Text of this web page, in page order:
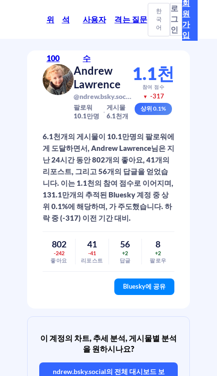
위
100
석 사용자
수
격는 질문
한
국
어
로
그
인
회
원
가
입
Andrew
Lawrence
@ndrew.bsky.social
팔로워
10.1만명
게시물
6.1천개
1.1천
참여 점수
▼ -317
상위 0.1%
6.1천개의 게시물이 10.1만명의 팔로워에
게 도달하면서, Andrew Lawrence님은 지
난 24시간 동안 802개의 좋아요, 41개의
리포스트, 그리고 56개의 답글을 얻었습
니다. 이는 1.1천의 참여 점수로 이어지며,
131.1만개의 추적된 Bluesky 계정 중 상
위 0.1%에 해당하며, 가 주도했습니다. 하
락 중 (-317) 이전 기간 대비.
802
-242
좋아요
41
-41
리포스트
56
+2
답글
8
+2
팔로우
Bluesky에 공유
이 계정의 차트, 추세 분석, 게시물별 분석
을 원하시나요?
ndrew.bsky.social의 전체 대시보드 보